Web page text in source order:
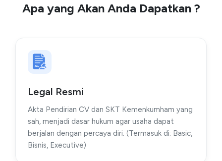
Apa yang Akan Anda Dapatkan ?
Legal Resmi
Akta Pendirian CV dan SKT Kemenkumham yang
sah, menjadi dasar hukum agar usaha dapat
berjalan dengan percaya diri. (Termasuk di: Basic,
Bisnis, Executive)